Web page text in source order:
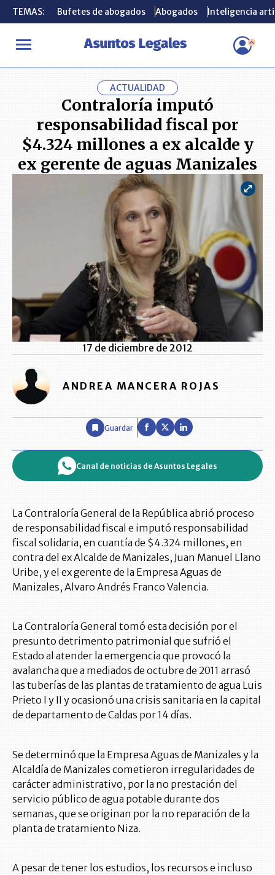
TEMAS: Bufetes de abogados Abogados Inteligencia
INICIO ACTUALIDAD Contraloría imputó responsabilidad fiscal
TEMAS: Bufetes de abogados Abogados Inteligencia
ACTUALIDAD
Contraloría imputó
responsabilidad fiscal por
$4.324 millones a ex alcalde y
ex gerente de aguas Manizales
17 de diciembre de 2012
ANDREA MANCERA ROJAS
Guardar
Canal de noticias de Asuntos Legales
La Contraloría General de la República abrió proceso
de responsabilidad fiscal e imputó responsabilidad
fiscal solidaria, en cuantía de $4.324 millones, en
contra del ex Alcalde de Manizales, Juan Manuel Llano
Uribe, y el ex gerente de la Empresa Aguas de
Manizales, Alvaro Andrés Franco Valencia.
La Contraloría General tomó esta decisión por el
presunto detrimento patrimonial que sufrió el
Estado al atender la emergencia que provocó la
avalancha que a mediados de octubre de 2011 arrasó
las tuberías de las plantas de tratamiento de agua Luis
Prieto I y II y ocasionó una crisis sanitaria en la capital
de departamento de Caldas por 14 días.
Se determinó que la Empresa Aguas de Manizales y la
Alcaldía de Manizales cometieron irregularidades de
carácter administrativo, por la no prestación del
servicio público de agua potable durante dos
semanas, que se originan por la no reparación de la
planta de tratamiento Niza.
A pesar de tener los estudios, los recursos e incluso